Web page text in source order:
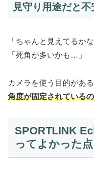
見守り用途だと不
「ちゃんと見えてるかな
「死角が多いかも…」
カメラを使う目的がある
角度が固定されている
SPORTLINK
ってよかった点